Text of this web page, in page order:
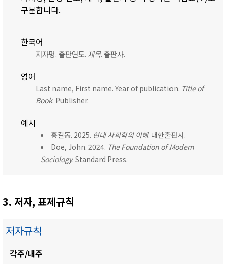
구분합니다.
한국어
저자명. 출판연도. 제목. 출판사.
영어
Last name, First name. Year of publication. Title of
Book. Publisher.
예시
홍길동. 2025. 현대 사회학의 이해. 대한출판사.
Doe, John. 2024. The Foundation of Modern
Sociology. Standard Press.
3. 저자, 표제규칙
저자규칙
각주/내주